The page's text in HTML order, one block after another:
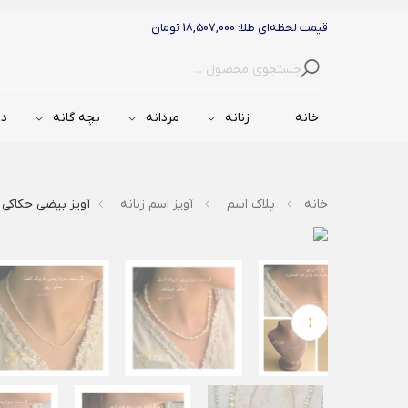
قیمت لحظه‌ای طلا: 18,507,000 تومان
جستجو
خانه زنانه مردانه بچه گانه
خانه پلاک اسم آویز اسم زنانه آویز بیضی حکاکی
‹